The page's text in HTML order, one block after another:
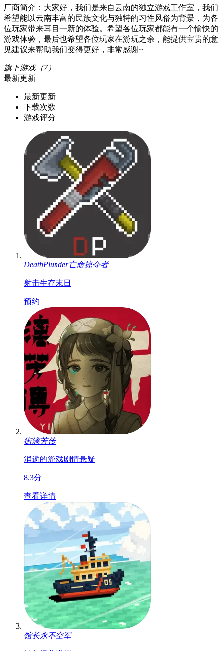
厂商简介：大家好，我们是来自云南的独立游戏工作室，我们
希望能以云南丰富的民族文化与独特的习性风俗为背景，为各
位玩家带来耳目一新的体验。希望各位玩家都能有一个愉快的
游戏体验，最后也希望各位玩家在游玩之余，能提供宝贵的意
见建议来帮助我们变得更好，非常感谢~
旗下游戏（7）
最新更新
最新更新
下载次数
游戏评分
DeathPlunder亡命掠夺者
射击生存末日
预约
街漓芳传
消逝的游戏剧情悬疑
8.3分
查看详情
馆长永不空军